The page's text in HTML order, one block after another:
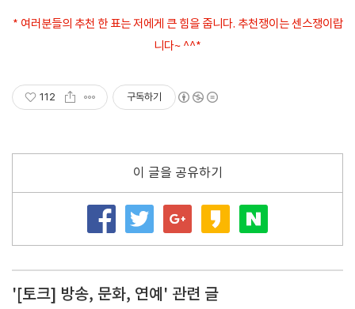
* 여러분들의 추천 한 표는 저에게 큰 힘을 줍니다. 추천쟁이는 센스쟁이랍
니다~ ^^*
112 구독하기
이 글을 공유하기
'[토크] 방송, 문화, 연예' 관련 글